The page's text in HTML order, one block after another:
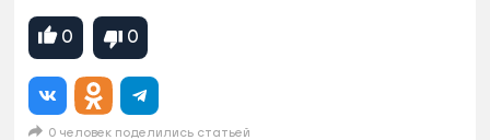
0 0
0 человек поделились статьей